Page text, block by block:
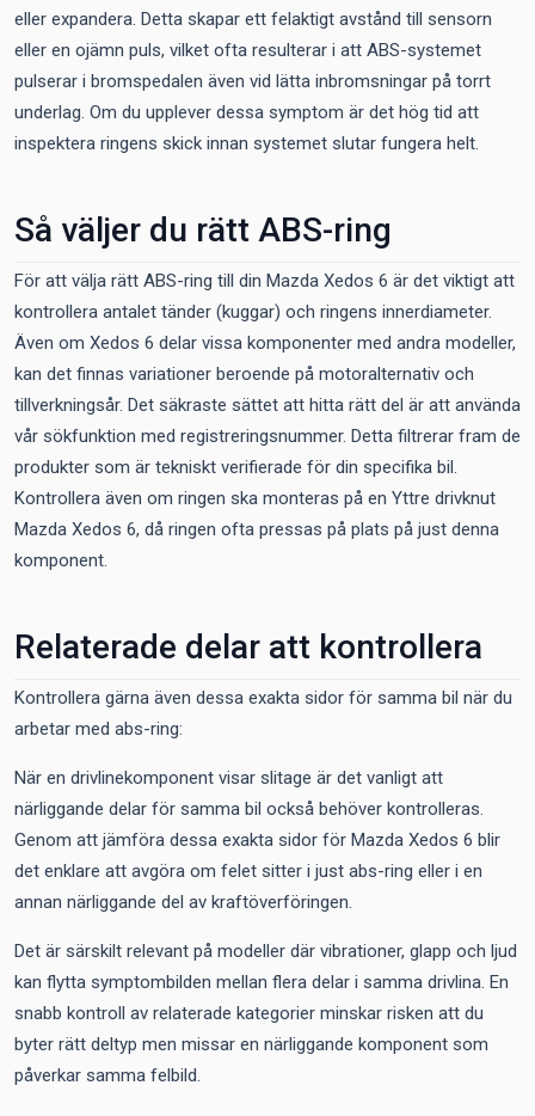
eller expandera. Detta skapar ett felaktigt avstånd till sensorn
eller en ojämn puls, vilket ofta resulterar i att ABS-systemet
pulserar i bromspedalen även vid lätta inbromsningar på torrt
underlag. Om du upplever dessa symptom är det hög tid att
inspektera ringens skick innan systemet slutar fungera helt.
Så väljer du rätt ABS-ring
För att välja rätt ABS-ring till din Mazda Xedos 6 är det viktigt att
kontrollera antalet tänder (kuggar) och ringens innerdiameter.
Även om Xedos 6 delar vissa komponenter med andra modeller,
kan det finnas variationer beroende på motoralternativ och
tillverkningsår. Det säkraste sättet att hitta rätt del är att använda
vår sökfunktion med registreringsnummer. Detta filtrerar fram de
produkter som är tekniskt verifierade för din specifika bil.
Kontrollera även om ringen ska monteras på en Yttre drivknut
Mazda Xedos 6, då ringen ofta pressas på plats på just denna
komponent.
Relaterade delar att kontrollera
Kontrollera gärna även dessa exakta sidor för samma bil när du
arbetar med abs-ring:
När en drivlinekomponent visar slitage är det vanligt att
närliggande delar för samma bil också behöver kontrolleras.
Genom att jämföra dessa exakta sidor för Mazda Xedos 6 blir
det enklare att avgöra om felet sitter i just abs-ring eller i en
annan närliggande del av kraftöverföringen.
Det är särskilt relevant på modeller där vibrationer, glapp och ljud
kan flytta symptombilden mellan flera delar i samma drivlina. En
snabb kontroll av relaterade kategorier minskar risken att du
byter rätt deltyp men missar en närliggande komponent som
påverkar samma felbild.